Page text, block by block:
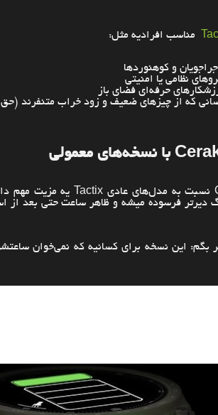
مناسب افرادیه مثل:
و کوهنوردها
نظامی یا امنیتی
حرفه‌ای فضای باز
که از چیزهای ضعیف و زود خراب متنفرند
با نسخه‌های معمولی
نسبت به مدل‌های عادی Tactix یه مزیت مهم
دیرتر فرسوده میشه و ظاهر ساعت حتی بعد از
بگم: این نسخه برای کسانیه که نمی‌خوان